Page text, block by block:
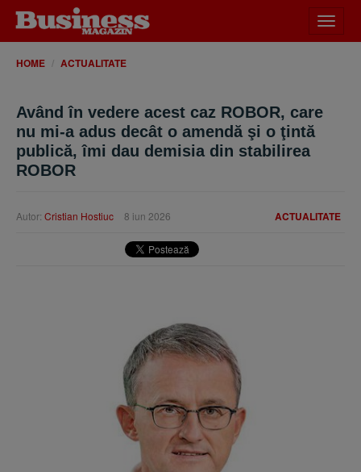
meniu
HOME ACTUALITATE
Având în vedere acest caz ROBOR, care
nu mi-a adus decât o amendă şi o ţintă
publică, îmi dau demisia din stabilirea
ROBOR
ACTUALITATE
Autor: Cristian Hostiuc 8 iun 2026